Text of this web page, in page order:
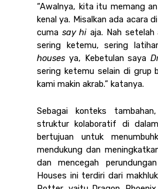
“Awalnya, kita itu memang
kenal ya. Misalkan ada acara
cuma say hi aja. Nah
houses ya, Kebetulan saya
sering ketemu selain di grup
kami makin akrab.” katanya.
Sebagai konteks
struktur kolaboratif di
bertujuan untuk
mendukung dan
dan mencegah
Houses ini terdiri dari